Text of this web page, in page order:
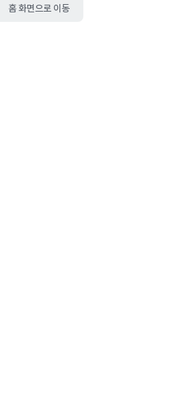
홈 화면으로 이동